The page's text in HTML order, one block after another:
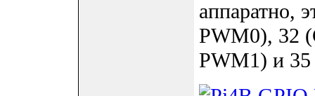
аппаратно,
PWM0), 32
PWM1) и